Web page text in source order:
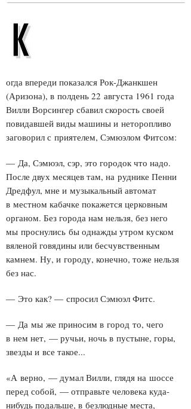
огда впереди показался Рок-Джанкшен
(Аризона), в полдень 22 августа 1961 года
Вилли Ворсингер сбавил скорость своей
повидавшей виды машины и неторопливо
заговорил с приятелем, Сэмюэлом Фитсом:
— Да, Сэмюэл, сэр, это городок что надо.
После двух месяцев там, на руднике Пенни
Дредфул, мне и музыкальный автомат
в местном кабачке покажется церковным
органом. Без города нам нельзя, без него
мы проснулись бы однажды утром куском
вяленой говядины или бесчувственным
камнем. Ну, и городу, конечно, тоже нельзя
без нас.
— Это как? — спросил Сэмюэл Фитс.
— Да мы же приносим в город то, чего
в нем нет, — ручьи, ночь в пустыне, горы,
звезды и все такое...
«А верно, — думал Вилли, глядя на шоссе
перед собой, — отправьте человека куда-
нибудь подальше, в безлюдные места,